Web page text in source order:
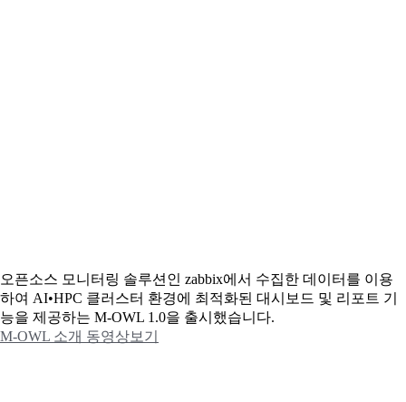
오픈소스 모니터링 솔루션인 zabbix에서 수집한 데이터를 이용
하여 AI•HPC 클러스터 환경에 최적화된 대시보드 및 리포트 기
능을 제공하는 M-OWL 1.0을 출시했습니다.
M-OWL 소개 동영상보기